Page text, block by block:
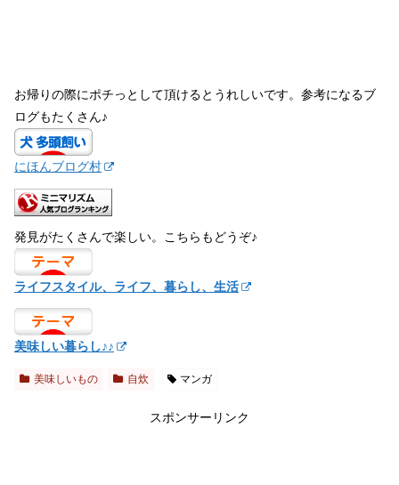
お帰りの際にポチっとして頂けるとうれしいです。参考になるブ
ログもたくさん♪
にほんブログ村
発見がたくさんで楽しい。こちらもどうぞ♪
ライフスタイル、ライフ、暮らし、生活
美味しい暮らし♪♪
美味しいもの 自炊 マンガ
スポンサーリンク